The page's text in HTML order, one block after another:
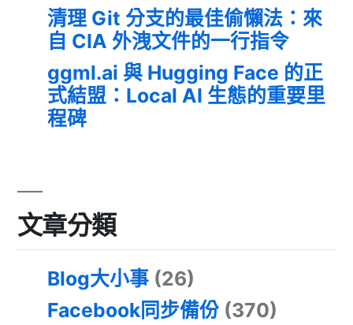
清理 Git 分支的最佳偷懶法：來
自 CIA 外洩文件的一行指令
ggml.ai 與 Hugging Face 的正
式結盟：Local AI 生態的重要里
程碑
文章分類
Blog大小事 (26)
Facebook同步備份 (370)